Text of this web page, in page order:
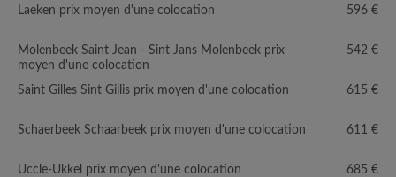
Laeken prix moyen d'une colocation 596 €
Molenbeek Saint Jean - Sint Jans Molenbeek prix
moyen d'une colocation
542 €
Saint Gilles Sint Gillis prix moyen d'une colocation 615 €
Schaerbeek Schaarbeek prix moyen d'une colocation 611 €
Uccle-Ukkel prix moyen d'une colocation 685 €